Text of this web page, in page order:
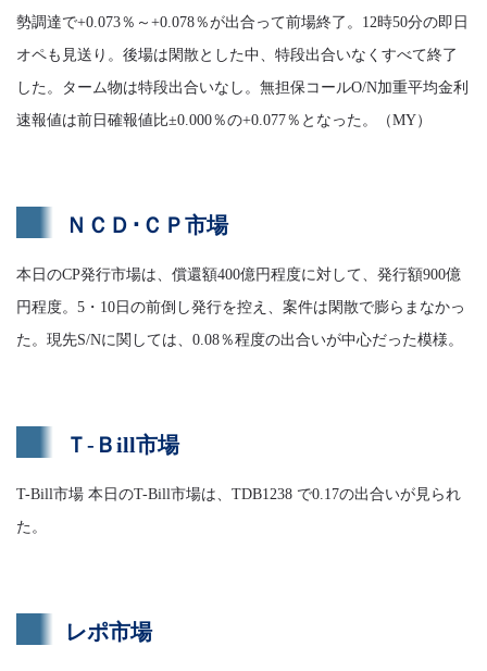
勢調達で+0.073％～+0.078％が出合って前場終了。12時50分の即日
オペも見送り。後場は閑散とした中、特段出合いなくすべて終了
した。ターム物は特段出合いなし。無担保コールO/N加重平均金利
速報値は前日確報値比±0.000％の+0.077％となった。（MY）
ＮＣＤ･ＣＰ市場
本日のCP発行市場は、償還額400億円程度に対して、発行額900億
円程度。5・10日の前倒し発行を控え、案件は閑散で膨らまなかっ
た。現先S/Nに関しては、0.08％程度の出合いが中心だった模様。
Ｔ-Ｂill市場
T-Bill市場 本日のT-Bill市場は、TDB1238 で0.17の出合いが見られ
た。
レポ市場